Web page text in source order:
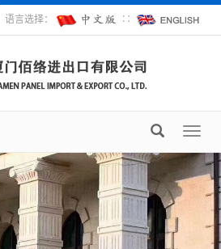
语言选择： ∷